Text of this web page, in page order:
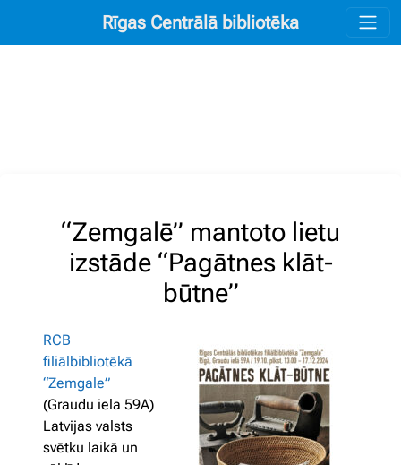
Rīgas Centrālā bibliotēka
“Zemgalē” mantoto lietu
izstāde “Pagātnes klāt-
būtne”
RCB
filiālbibliotēkā
“Zemgale”
(Graudu iela 59A)
Latvijas valsts
svētku laikā un